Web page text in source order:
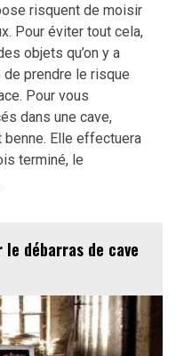
risquent de moisir
Pour éviter tout cela,
objets qu’on y a
prendre le risque
Pour vous
dans une cave,
Elle effectuera
terminé, le
débarras de cave